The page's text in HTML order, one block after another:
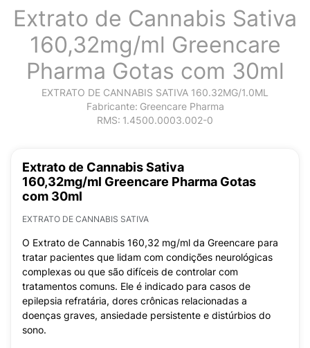
Extrato de Cannabis Sativa
160,32mg/ml Greencare
Pharma Gotas com 30ml
EXTRATO DE CANNABIS SATIVA 160.32MG/1.0ML
Fabricante: Greencare Pharma
RMS: 1.4500.0003.002-0
Extrato de Cannabis Sativa
160,32mg/ml Greencare Pharma Gotas
com 30ml
EXTRATO DE CANNABIS SATIVA
O Extrato de Cannabis 160,32 mg/ml da Greencare para
tratar pacientes que lidam com condições neurológicas
complexas ou que são difíceis de controlar com
tratamentos comuns. Ele é indicado para casos de
epilepsia refratária, dores crônicas relacionadas a
doenças graves, ansiedade persistente e distúrbios do
sono.